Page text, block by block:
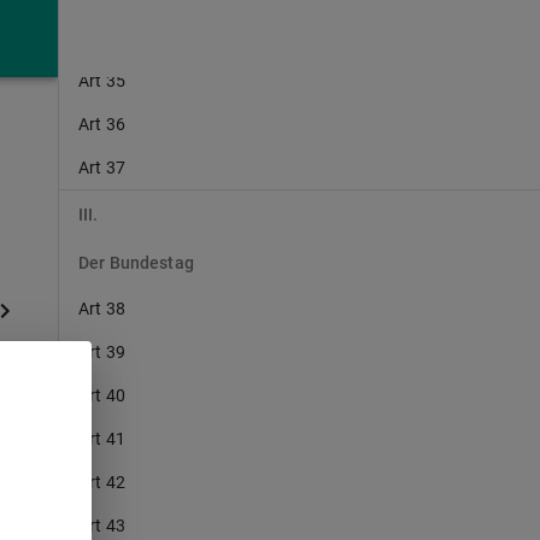
Art 35
Art 36
Art 37
III.
Der Bundestag
Art 38
Art 39
Art 40
Art 41
Art 42
Art 43